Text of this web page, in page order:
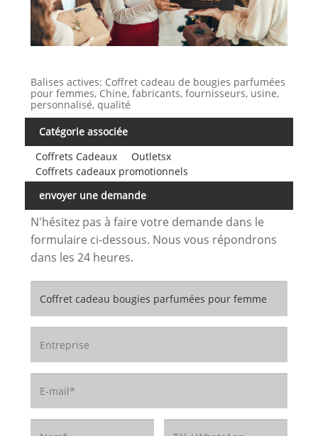
Balises actives: Coffret cadeau de bougies parfumées
pour femmes, Chine, fabricants, fournisseurs, usine,
personnalisé, qualité
Catégorie associée
Coffrets Cadeaux
Outletsx
Coffrets cadeaux promotionnels
envoyer une demande
N'hésitez pas à faire votre demande dans le
formulaire ci-dessous. Nous vous répondrons
dans les 24 heures.